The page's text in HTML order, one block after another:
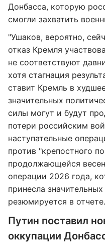
Донбасса, которую
смогли захватить
"Ушаков, вероятно,
отказ Кремля
не соответствуют
хотя стагнация
ставит Кремль в
значительных
силы могут и будут
потери российским
наступательные
против "крепостного
продолжающейся
операции 2026 года,
принесла
резюмируется в отчете.
Путин поставил
оккупации